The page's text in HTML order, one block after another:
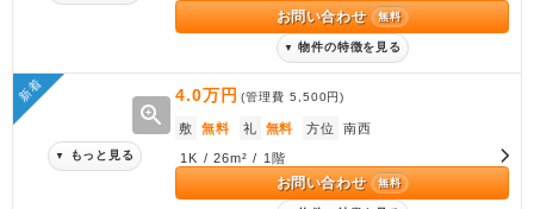
お問い合わせ 無料
▼ 物件の特徴を見る
新着
zoom_in
▼ もっと見る
4.0万円 (管理費5,500円)
敷 無料 礼 無料 方位 南西
1K / 26m² / 1階
お問い合わせ 無料